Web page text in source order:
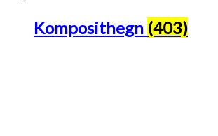
Komposithegn (403)